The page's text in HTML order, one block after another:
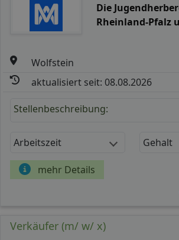
Die
Rheinland-Pfalz
Wolfstein
aktualisiert seit: 08.08.2026
Stellenbeschreibung:
Arbeitszeit Gehalt
mehr Details
Verkäufer (m/ w/ x)